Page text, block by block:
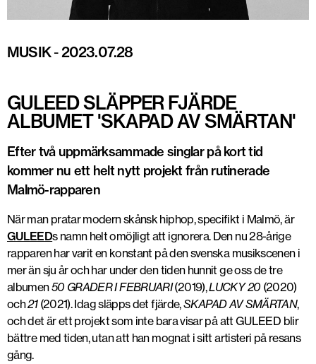
MUSIK- 2023.07.28
GULEED SLÄPPER FJÄRDE
ALBUMET 'SKAPAD AV SMÄRTAN'
Efter två uppmärksammade singlar på kort tid
kommer nu ett helt nytt projekt från rutinerade
Malmö-rapparen
När man pratar modern skånsk hiphop, specifikt i Malmö, är
GULEEDs namn helt omöjligt att ignorera. Den nu 28-årige
rapparen har varit en konstant på den svenska musikscenen i
mer än sju år och har under den tiden hunnit ge oss de tre
albumen50 GRADER I FEBRUARI(2019),LUCKY 20(2020)
och21(2021). Idag släpps det fjärde,SKAPAD AV SMÄRTAN,
och det är ett projekt som inte bara visar på att GULEED blir
bättre med tiden, utan att han mognat i sitt artisteri på resans
gång.